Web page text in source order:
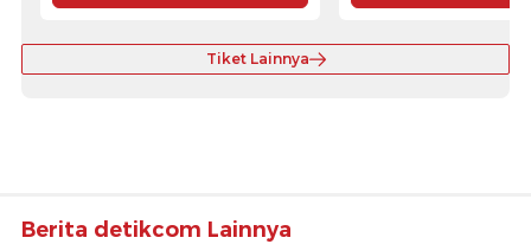
Tiket Lainnya
Berita detikcom Lainnya